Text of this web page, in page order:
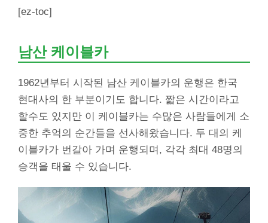
[ez-toc]
남산 케이블카
1962년부터 시작된 남산 케이블카의 운행은 한국
현대사의 한 부분이기도 합니다. 짧은 시간이라고
할수도 있지만 이 케이블카는 수많은 사람들에게 소
중한 추억의 순간들을 선사해왔습니다. 두 대의 케
이블카가 번갈아 가며 운행되며, 각각 최대 48명의
승객을 태울 수 있습니다.